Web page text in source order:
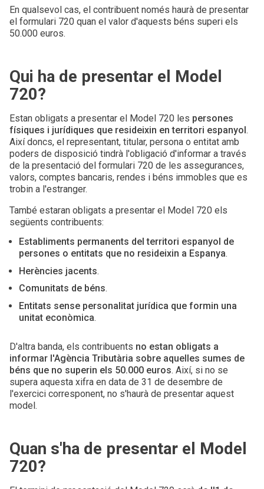
En qualsevol cas, el contribuent només haurà de presentar
el formulari 720 quan el valor d'aquests béns superi els
50.000 euros.
Qui ha de presentar el Model
720?
Estan obligats a presentar el Model 720 les persones
físiques i jurídiques que resideixin en territori espanyol .
Així doncs, el representant, titular, persona o entitat amb
poders de disposició tindrà l'obligació d'informar a través
de la presentació del formulari 720 de les assegurances,
valors, comptes bancaris, rendes i béns immobles que es
trobin a l'estranger.
També estaran obligats a presentar el Model 720 els
següents contribuents:
Establiments permanents del territori espanyol de
persones o entitats que no resideixin a Espanya.
Herències jacents.
Comunitats de béns.
Entitats sense personalitat jurídica que formin una
unitat econòmica.
D'altra banda, els contribuents no estan obligats a
informar l'Agència Tributària sobre aquelles sumes de
béns que no superin els 50.000 euros. Així, si no se
supera aquesta xifra en data de 31 de desembre de
l'exercici corresponent, no s'haurà de presentar aquest
model.
Quan s'ha de presentar el Model
720?